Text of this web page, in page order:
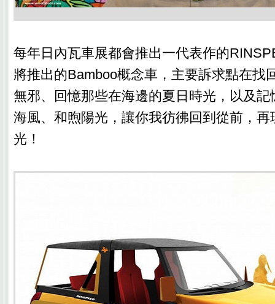
每年日內瓦車展都會推出一代表作的
將推出的Bamboo概念車，主要訴求點在找
無邪、回憶那些在海邊的夏日時光，以及
海風、和煦陽光，讓你我彷彿回到從前，
光！